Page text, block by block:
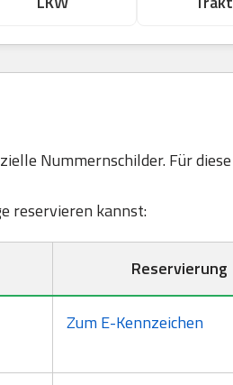
Nummernschilder. Für
reservieren kannst:
Reservierung
Zum E-Kennzeichen